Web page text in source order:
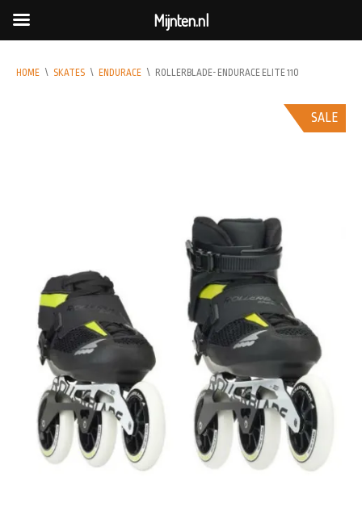
HOME \ SKATES \ ENDURACE \ ROLLERBLADE- ENDURACE ELITE 110
SALE
Mijnten.nl